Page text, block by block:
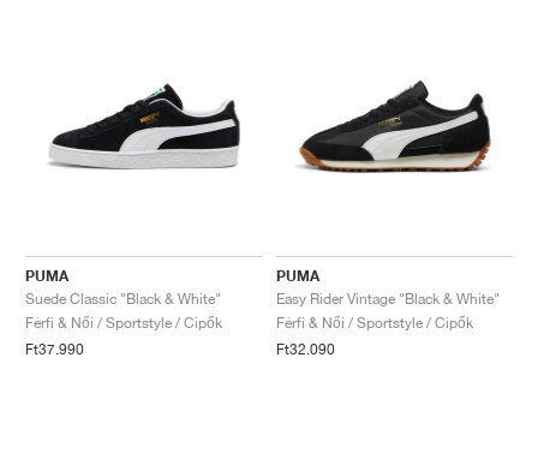
PUMA
Suede Classic "Black & White"
Férfi & Női / Sportstyle / Cipők
Ft37.990
PUMA
Easy Rider Vintage "Black & White"
Férfi & Női / Sportstyle / Cipők
Ft32.090